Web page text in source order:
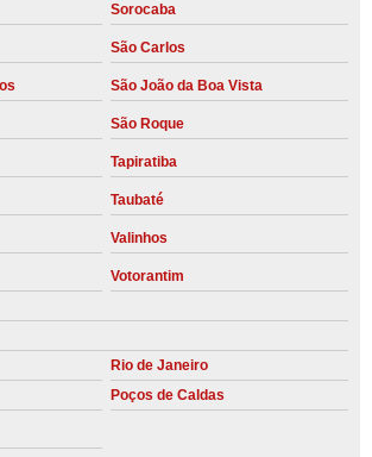
Sorocaba
São Carlos
São João da Boa Vista
São Roque
Tapiratiba
Taubaté
Valinhos
Votorantim
Rio de Janeiro
Poços de Caldas